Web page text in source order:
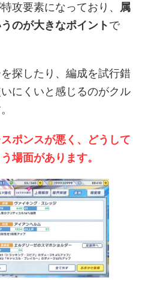
攻要素になっており、 属
のが大きなポイントで
探したり、編成を試行錯
にくいと感じるのがクル
ポンスが悪く、どうして
場面があります。